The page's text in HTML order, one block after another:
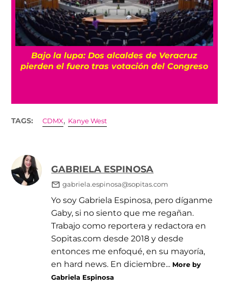
Bajo la lupa: Dos alcaldes de Veracruz
pierden el fuero tras votación del Congreso
TAGS: CDMX, Kanye West
GABRIELA ESPINOSA
gabriela.espinosa@sopitas.com
Yo soy Gabriela Espinosa, pero díganme
Gaby, si no siento que me regañan.
Trabajo como reportera y redactora en
Sopitas.com desde 2018 y desde
entonces me enfoqué, en su mayoría,
en hard news. En diciembre... More by
Gabriela Espinosa